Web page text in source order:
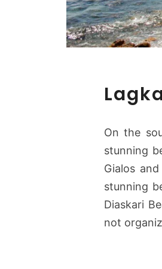
On the
stunning
Gialos
stunning
Diaskari
not